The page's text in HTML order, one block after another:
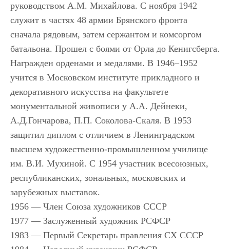
руководством А.М. Михайлова. С ноября 1942
служит в частях 48 армии Брянского фронта
сначала рядовым, затем сержантом и комсоргом
батальона. Прошел с боями от Орла до Кенигсберга.
Награжден орденами и медалями. В 1946–1952
учится в Московском институте прикладного и
декоративного искусства на факультете
монументальной живописи у А.А. Дейнеки,
А.Д.Гончарова, П.П. Соколова-Скаля. В 1953
защитил диплом с отличием в Ленинградском
высшем художественно-промышленном училище
им. В.И. Мухиной. С 1954 участник всесоюзных,
республиканских, зональных, московских и
зарубежных выставок.
1956 — Член Союза художников СССР
1977 — Заслуженный художник РСФСР
1983 — Первый Секретарь правления СХ СССР